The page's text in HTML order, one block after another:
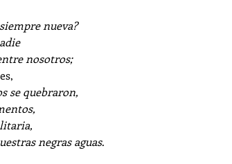
nueva?
nosotros;
se quebraron,
negras aguas.